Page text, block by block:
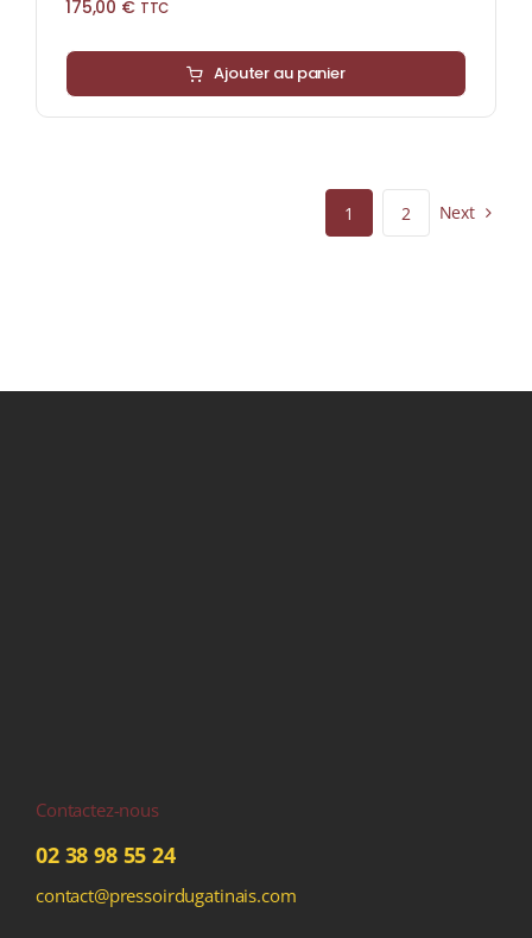
175,00 € TTC
Ajouter au panier
1 2 Next
Contactez-nous
02 38 98 55 24
contact@pressoirdugatinais.com